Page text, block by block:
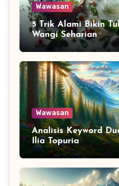
Wawasan
5 Trik Alami Bikin
Wangi Seharian
Wawasan
Analisis Keyword
Ilia Topuria